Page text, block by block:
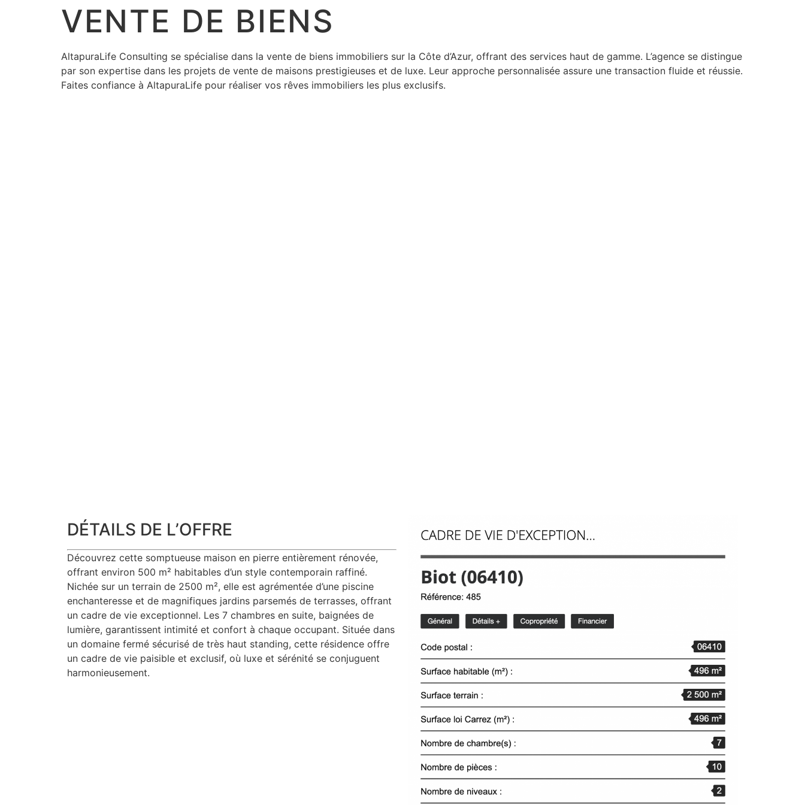
VENTE DE BIENS
AltapuraLife Consulting se spécialise dans la vente de biens immobiliers sur la Côte d’Azur, offrant des services haut de gamme. L’agence se distingue
par son expertise dans les projets de vente de maisons prestigieuses et de luxe. Leur approche personnalisée assure une transaction fluide et réussie.
Faites confiance à AltapuraLife pour réaliser vos rêves immobiliers les plus exclusifs.
DÉTAILS DE L’OFFRE
Découvrez cette somptueuse maison en pierre entièrement rénovée,
offrant environ 500 m² habitables d’un style contemporain raffiné.
Nichée sur un terrain de 2500 m², elle est agrémentée d’une piscine
enchanteresse et de magnifiques jardins parsemés de terrasses, offrant
un cadre de vie exceptionnel. Les 7 chambres en suite, baignées de
lumière, garantissent intimité et confort à chaque occupant. Située dans
un domaine fermé sécurisé de très haut standing, cette résidence offre
un cadre de vie paisible et exclusif, où luxe et sérénité se conjuguent
harmonieusement.